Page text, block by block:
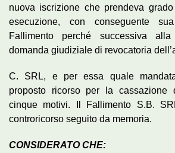
nuova iscrizione che prendeva
esecuzione, con conseguente
Fallimento perché successiva
domanda giudiziale di revocatoria
C. SRL, e per essa quale
proposto ricorso per la cassazione
cinque motivi. Il Fallimento S.B.
controricorso seguito da memoria.
CONSIDERATO CHE: